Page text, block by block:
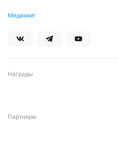
Медиакит
Награды
Партнеры